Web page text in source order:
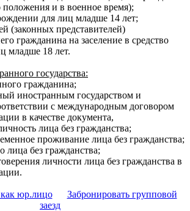
положения и в военное время);
для лиц младше 14 лет;
(законных представителей)
гражданина на заселение в средство
младше 18 лет.
государства:
гражданина;
иностранным государством и
с международным договором
в качестве документа,
лица без гражданства;
проживание лица без гражданства;
лица без гражданства;
личности лица без гражданства в
как юр.лицо
Забронировать групповой
заезд